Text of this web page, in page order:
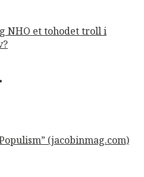
NHO et tohodet troll i
(jacobinmag.com)